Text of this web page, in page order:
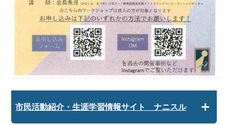
市民活動紹介・生涯学習情報サイト ナニスル